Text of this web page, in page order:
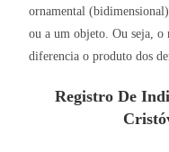
ornamental
ou a um objeto. Ou seja, o
diferencia o produto dos
Registro De